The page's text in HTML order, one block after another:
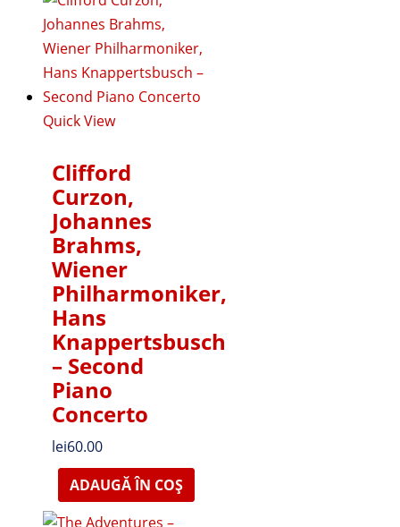
Quick View
Clifford
Curzon,
Johannes
Brahms,
Wiener
Philharmoniker,
Hans
Knappertsbusch
– Second
Piano
Concerto
lei60.00
ADAUGĂ ÎN COȘ